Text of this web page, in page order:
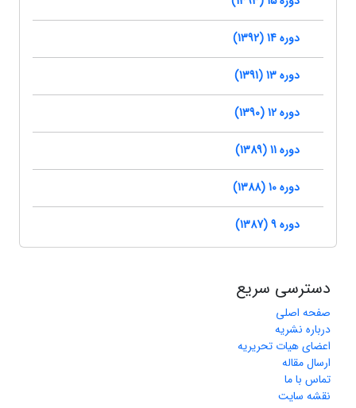
دوره 14 (1392)
دوره 13 (1391)
دوره 12 (1390)
دوره 11 (1389)
دوره 10 (1388)
دوره 9 (1387)
دسترسی سریع
صفحه اصلی
درباره نشریه
اعضای هیات تحریریه
ارسال مقاله
تماس با ما
نقشه سایت